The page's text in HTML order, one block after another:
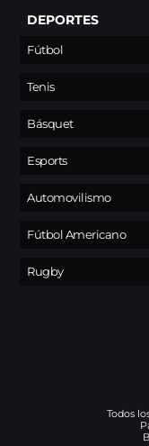
DEPORTES
Fútbol
Tenis
Básquet
Esports
Automovilismo
Fútbol Americano
Rugby
Todos